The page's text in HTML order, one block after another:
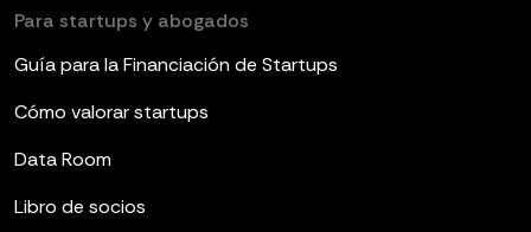
Para startups y abogados
Guía para la Financiación de Startups
Cómo valorar startups
Data Room
Libro de socios